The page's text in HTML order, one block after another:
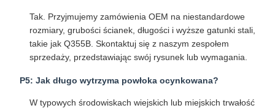
Tak. Przyjmujemy zamówienia OEM na niestandardowe
rozmiary, grubości ścianek, długości i wyższe gatunki stali,
takie jak Q355B. Skontaktuj się z naszym zespołem
sprzedaży, przedstawiając swój rysunek lub wymagania.
P5: Jak długo wytrzyma powłoka ocynkowana?
W typowych środowiskach wiejskich lub miejskich trwałość